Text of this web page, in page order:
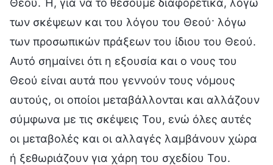
των σκέψεων και του λόγου του Θεού· λόγω
των προσωπικών πράξεων του ίδιου του Θεού.
Αυτό σημαίνει ότι η εξουσία και ο νους του
Θεού είναι αυτά που γεννούν τους νόμους
αυτούς, οι οποίοι μεταβάλλονται και αλλάζουν
σύμφωνα με τις σκέψεις Του, ενώ όλες αυτές
οι μεταβολές και οι αλλαγές λαμβάνουν χώρα
ή ξεθωριάζουν για χάρη του σχεδίου Του.